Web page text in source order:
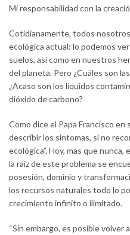
Mi responsabilidad con la
Cotidianamente, todos
ecológica actual: lo podemos
suelos, así como en nuestros
del planeta. Pero ¿Cuáles son
¿Acaso son los líquidos
dióxido de carbono?
Como dice el Papa Francisco en
describir los síntomas, si no
ecológica”. Hoy, mas que
la raíz de este problema se
posesión, dominio y
los recursos naturales todo lo
crecimiento infinito o ilimitado.
“Sin embargo, es posible volver